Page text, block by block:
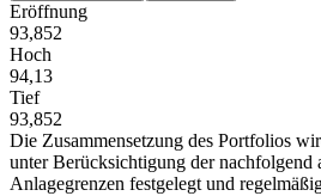
Eröffnung
93,852
Hoch
94,13
Tief
93,852
Die Zusammensetzung des Portfolios
unter Berücksichtigung der nachfolgend
Anlagegrenzen festgelegt und